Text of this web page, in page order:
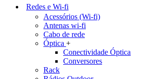
Redes e Wi-fi
Acessórios (Wi-fi)
Antenas wi-fi
Cabo de rede
Óptica +
Conectividade Óptica
Conversores
Rack